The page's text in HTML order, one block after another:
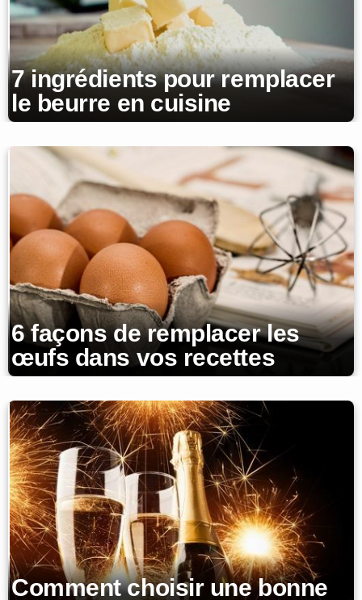
7 ingrédients pour remplacer
le beurre en cuisine
6 façons de remplacer les
œufs dans vos recettes
Comment choisir une bonne